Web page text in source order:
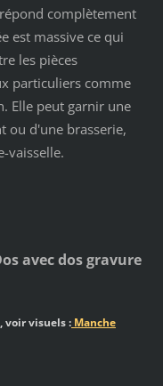
complètement
est massive ce qui
les pièces
particuliers comme
Elle peut garnir une
ou d'une brasserie,
vaisselle.
avec dos gravure
voir visuels :Manche